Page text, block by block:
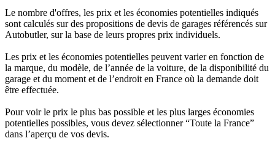
Le nombre d'offres, les prix et les économies potentielles indiqués
sont calculés sur des propositions de devis de garages référencés sur
Autobutler, sur la base de leurs propres prix individuels.
Les prix et les économies potentielles peuvent varier en fonction de
la marque, du modèle, de l’année de la voiture, de la disponibilité du
garage et du moment et de l’endroit en France où la demande doit
être effectuée.
Pour voir le prix le plus bas possible et les plus larges économies
potentielles possibles, vous devez sélectionner “Toute la France”
dans l’aperçu de vos devis.